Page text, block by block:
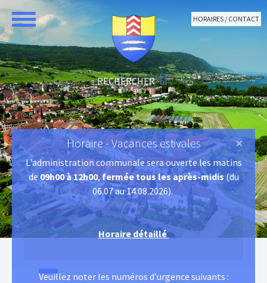
Aller au contenu principal
HORAIRES / CONTACT
Horaire - Vacances estivales
L'administration communale sera ouverte les matins
de09h00 à 12h00,fermée tous les après-midis(du
06.07 au 14.08.2026).
Horaire détaillé
Veuillez noter les numéros d’urgence suivants :
×